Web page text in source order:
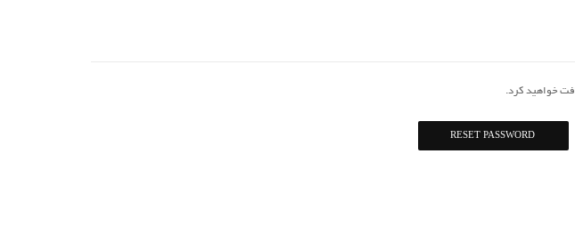
خواهید کرد.